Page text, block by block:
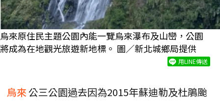
烏來原住民主題公園內能一覽烏來瀑布及山巒，公園
將成為在地觀光旅遊新地標。 圖／新北城鄉局提供
用LINE傳送
烏來公三公園過去因為2015年蘇迪勒及杜鵑颱